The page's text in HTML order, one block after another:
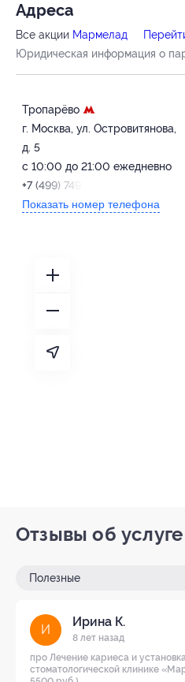
Адресa
Все акции Мармелад
Юридическая информация о
Тропарёво
г. Москва, ул. Островитянова,
д. 5
с 10:00 до 21:00 ежедневно
+7 (499) 749-65-32
Показать номер телефона
Отзывы об услуге
Полезные
И
Ирина К.
8 лет назад
про Лечение кариеса и
стоматологической клинике